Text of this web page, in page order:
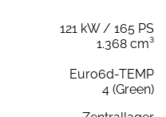
121 kW / 165 PS
1.368 cm³
Euro6d-TEMP
4 (Green)